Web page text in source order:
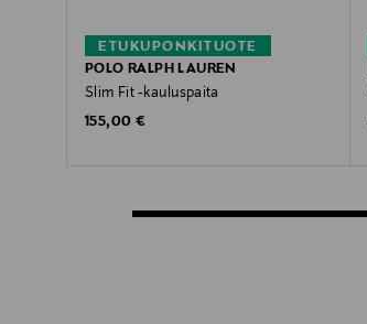
ETUKUPONKITUOTE
POLO RALPH LAUREN
Slim Fit -kauluspaita
Original Price
155,00 €